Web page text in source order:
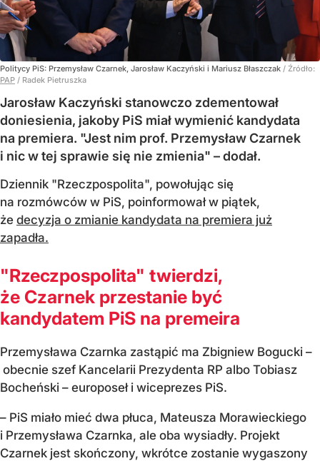
Politycy PiS: Przemysław Czarnek, Jarosław Kaczyński i Mariusz Błaszczak / Źródło:
PAP / Radek Pietruszka
Jarosław Kaczyński stanowczo zdementował
doniesienia, jakoby PiS miał wymienić kandydata
na premiera. "Jest nim prof. Przemysław Czarnek
i nic w tej sprawie się nie zmienia" – dodał.
Dziennik "Rzeczpospolita", powołując się
na rozmówców w PiS, poinformował w piątek,
że decyzja o zmianie kandydata na premiera już
zapadła.
"Rzeczpospolita" twierdzi,
że Czarnek przestanie być
kandydatem PiS na premeira
Przemysława Czarnka zastąpić ma Zbigniew Bogucki –
obecnie szef Kancelarii Prezydenta RP albo Tobiasz
Bocheński – europoseł i wiceprezes PiS.
– PiS miało mieć dwa płuca, Mateusza Morawieckiego
i Przemysława Czarnka, ale oba wysiadły. Projekt
Czarnek jest skończony, wkrótce zostanie wygaszony